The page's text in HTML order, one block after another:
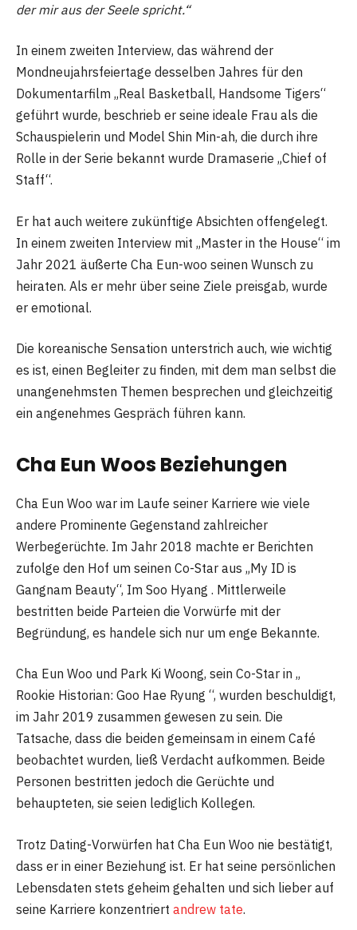
der mir aus der Seele spricht.“
In einem zweiten Interview, das während der
Mondneujahrsfeiertage desselben Jahres für den
Dokumentarfilm „Real Basketball, Handsome Tigers“
geführt wurde, beschrieb er seine ideale Frau als die
Schauspielerin und Model Shin Min-ah, die durch ihre
Rolle in der Serie bekannt wurde Dramaserie „Chief of
Staff“.
Er hat auch weitere zukünftige Absichten offengelegt.
In einem zweiten Interview mit „Master in the House“ im
Jahr 2021 äußerte Cha Eun-woo seinen Wunsch zu
heiraten. Als er mehr über seine Ziele preisgab, wurde
er emotional.
Die koreanische Sensation unterstrich auch, wie wichtig
es ist, einen Begleiter zu finden, mit dem man selbst die
unangenehmsten Themen besprechen und gleichzeitig
ein angenehmes Gespräch führen kann.
Cha Eun Woos Beziehungen
Cha Eun Woo war im Laufe seiner Karriere wie viele
andere Prominente Gegenstand zahlreicher
Werbegerüchte. Im Jahr 2018 machte er Berichten
zufolge den Hof um seinen Co-Star aus „My ID is
Gangnam Beauty“, Im Soo Hyang . Mittlerweile
bestritten beide Parteien die Vorwürfe mit der
Begründung, es handele sich nur um enge Bekannte.
Cha Eun Woo und Park Ki Woong, sein Co-Star in „
Rookie Historian: Goo Hae Ryung “, wurden beschuldigt,
im Jahr 2019 zusammen gewesen zu sein. Die
Tatsache, dass die beiden gemeinsam in einem Café
beobachtet wurden, ließ Verdacht aufkommen. Beide
Personen bestritten jedoch die Gerüchte und
behaupteten, sie seien lediglich Kollegen.
Trotz Dating-Vorwürfen hat Cha Eun Woo nie bestätigt,
dass er in einer Beziehung ist. Er hat seine persönlichen
Lebensdaten stets geheim gehalten und sich lieber auf
seine Karriere konzentriert andrew tate.